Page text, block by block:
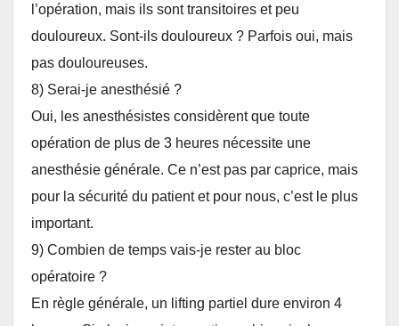
l’opération, mais ils sont transitoires et peu
douloureux. Sont-ils douloureux ? Parfois oui, mais
pas douloureuses.
8) Serai-je anesthésié ?
Oui, les anesthésistes considèrent que toute
opération de plus de 3 heures nécessite une
anesthésie générale. Ce n’est pas par caprice, mais
pour la sécurité du patient et pour nous, c’est le plus
important.
9) Combien de temps vais-je rester au bloc
opératoire ?
En règle générale, un lifting partiel dure environ 4